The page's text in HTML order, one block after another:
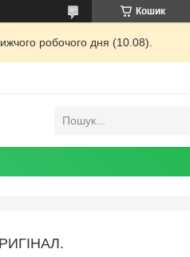
Кошик
робочого дня (10.08).